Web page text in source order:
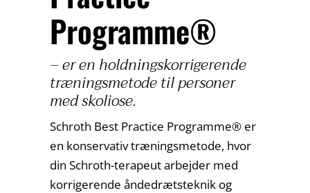
Programme®
– er en holdningskorrigerende
træningsmetode til personer
med skoliose.
Schroth Best Practice Programme® er
en konservativ træningsmetode, hvor
din Schroth-terapeut arbejder med
korrigerende åndedrætsteknik og